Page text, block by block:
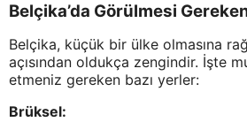
Belçika’da Görülmesi
Belçika, küçük bir ülke olmasına
açısından oldukça zengindir. İşte
etmeniz gereken bazı yerler:
Brüksel: